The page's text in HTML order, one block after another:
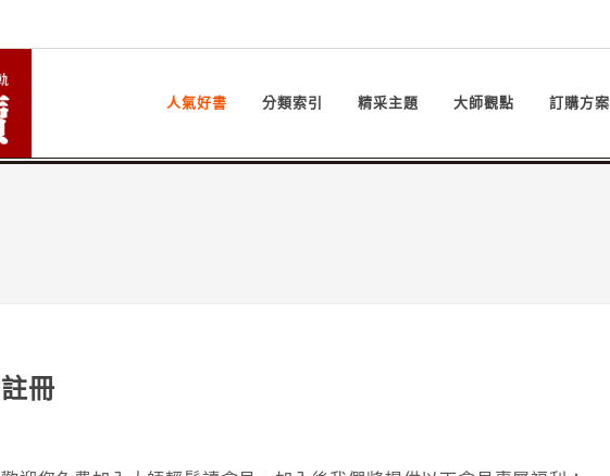
人氣好書 分類索引 精采主題 大師觀點 訂購方案
註冊